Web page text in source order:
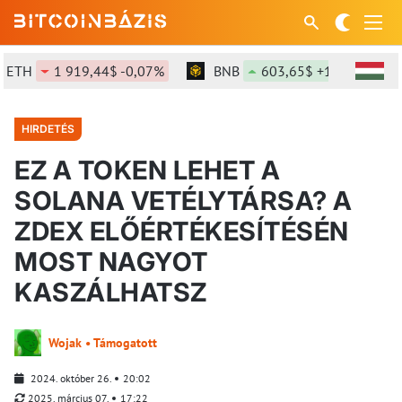
1 919,44$ -0,07% BNB 603,65$ +1,39%
HIRDETÉS
EZ A TOKEN LEHET A
SOLANA VETÉLYTÁRSA? A
ZDEX ELŐÉRTÉKESÍTÉSÉN
MOST NAGYOT
KASZÁLHATSZ
Wojak • Támogatott
2024. október 26.
20:02
2025. március 07.
17:22